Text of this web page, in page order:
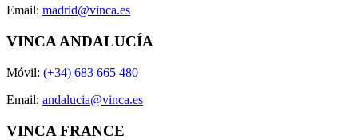
Email: madrid@vinca.es
VINCA ANDALUCÍA
Móvil: (+34) 683 665 480
Email: andalucia@vinca.es
VINCA FRANCE